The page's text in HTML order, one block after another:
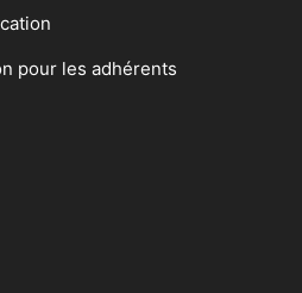
pour les adhérents